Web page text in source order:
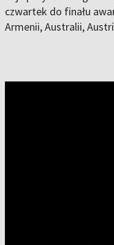
czwartek do finału
Armenii, Australii,